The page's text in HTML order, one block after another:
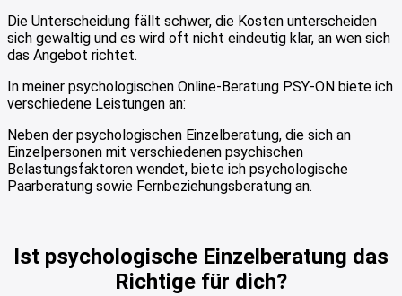
Die Unterscheidung fällt schwer, die Kosten unterscheiden
sich gewaltig und es wird oft nicht eindeutig klar, an wen sich
das Angebot richtet.
In meiner psychologischen Online-Beratung PSY-ON biete ich
verschiedene Leistungen an:
Neben der psychologischen Einzelberatung, die sich an
Einzelpersonen mit verschiedenen psychischen
Belastungsfaktoren wendet, biete ich psychologische
Paarberatung sowie Fernbeziehungsberatung an.
Ist psychologische Einzelberatung das
Richtige für dich?